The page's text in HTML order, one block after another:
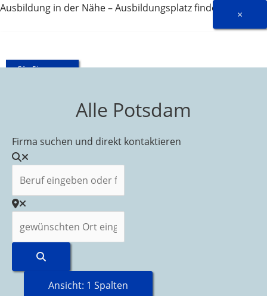
Zum
Ausbildung in der Nähe – Ausbildungsplatz finden
Für Firmen ...
Alle Potsdam
Firma suchen und direkt kontaktieren
Beruf eingeben oder frei lassen
gewünschten Ort eingeben
Ansicht: 1 Spalten
×